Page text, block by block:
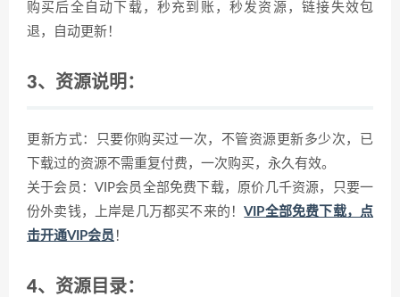
购买后全自动下载，秒充到账，秒发资源，链接失效包
退，自动更新！
3、资源说明：
更新方式：只要你购买过一次，不管资源更新多少次，已
下载过的资源不需重复付费，一次购买，永久有效。
关于会员：VIP会员全部免费下载，原价几千资源，只要一
份外卖钱，上岸是几万都买不来的！VIP全部免费下载，点
击开通VIP会员 ！
4、资源目录：